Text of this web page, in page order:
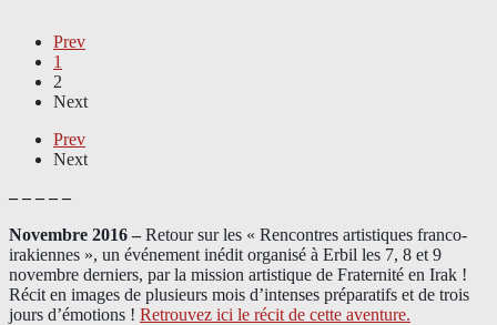
Prev
1
2
Next
Prev
Next
– – – – –
Novembre 2016 – Retour sur les « Rencontres artistiques franco-
irakiennes », un événement inédit organisé à Erbil les 7, 8 et 9
novembre derniers, par la mission artistique de Fraternité en Irak !
Récit en images de plusieurs mois d’intenses préparatifs et de trois
jours d’émotions ! Retrouvez ici le récit de cette aventure.